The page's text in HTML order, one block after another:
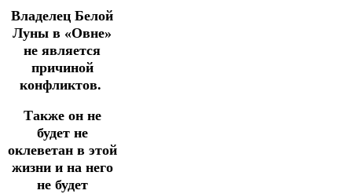
Владелец Белой
Луны в «Овне»
не является
причиной
конфликтов.
Также он не
будет не
оклеветан в этой
жизни и на него
не будет